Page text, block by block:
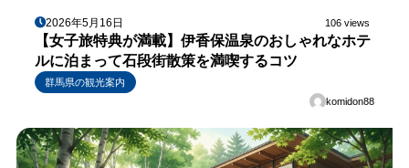
2026年5月16日 106 views
【女子旅特典が満載】伊香保温泉のおしゃれなホテ
ルに泊まって石段街散策を満喫するコツ
群馬県の観光案内
komidon88